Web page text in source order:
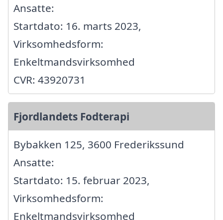
Ansatte:
Startdato: 16. marts 2023,
Virksomhedsform:
Enkeltmandsvirksomhed
CVR: 43920731
Fjordlandets Fodterapi
Bybakken 125, 3600 Frederikssund
Ansatte:
Startdato: 15. februar 2023,
Virksomhedsform:
Enkeltmandsvirksomhed